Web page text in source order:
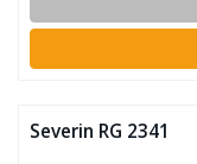
Severin RG 2341